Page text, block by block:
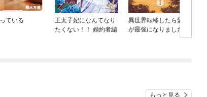
ている
王太子妃になんてなり
たくない！！ 婚約者編
異世界転移したら愛犬
が最強になりました ～
シルバーフェンリルと
もっと見る